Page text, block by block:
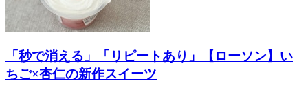
「秒で消える」「リピートあり」【ローソン】い
ちご×杏仁の新作スイーツ